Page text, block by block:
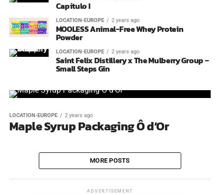
Capítulo I
LOCATION-EUROPE 2 years ago
MOOLESS Animal-Free Whey Protein
Powder
LOCATION-EUROPE 2 years ago
Saint Felix Distillery x The Mulberry Group –
Small Steps Gin
LOCATION-EUROPE 2 years ago
Maple Syrup Packaging Ô d’Or
MORE POSTS
ADVERTISEMENT